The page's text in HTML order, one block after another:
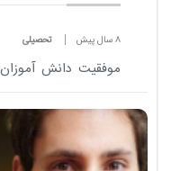
8 سال پیش تحصیلی
موفقیت دانش